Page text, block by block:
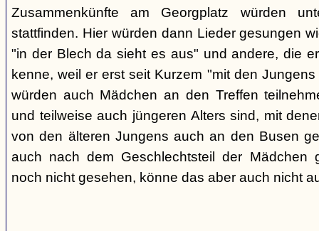
Zusammenkünfte am Georgplatz würden
stattfinden. Hier würden dann Lieder gesungen
"in der Blech da sieht es aus" und andere, die
kenne, weil er erst seit Kurzem "mit den
würden auch Mädchen an den Treffen
und teilweise auch jüngeren Alters sind, mit
von den älteren Jungens auch an den Busen
auch nach dem Geschlechtsteil der Mädchen
noch nicht gesehen, könne das aber auch nicht